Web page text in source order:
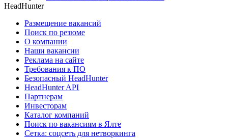
HeadHunter
Размещение вакансий
Поиск по резюме
О компании
Наши вакансии
Реклама на сайте
Требования к ПО
Безопасный HeadHunter
HeadHunter API
Партнерам
Инвесторам
Каталог компаний
Поиск по вакансиям в Ялте
Сетка: соцсеть для нетворкинга